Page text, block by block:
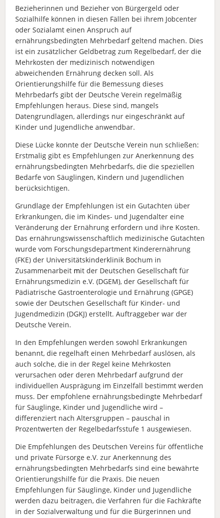
Bezieherinnen und Bezieher von Bürgergeld oder
Sozialhilfe können in diesen Fällen bei ihrem Jobcenter
oder Sozialamt einen Anspruch auf
ernährungsbedingten Mehrbedarf geltend machen. Dies
ist ein zusätzlicher Geldbetrag zum Regelbedarf, der die
Mehrkosten der medizinisch notwendigen
abweichenden Ernährung decken soll. Als
Orientierungshilfe für die Bemessung dieses
Mehrbedarfs gibt der Deutsche Verein regelmäßig
Empfehlungen heraus. Diese sind, mangels
Datengrundlagen, allerdings nur eingeschränkt auf
Kinder und Jugendliche anwendbar.
Diese Lücke konnte der Deutsche Verein nun schließen:
Erstmalig gibt es Empfehlungen zur Anerkennung des
ernährungsbedingten Mehrbedarfs, die die speziellen
Bedarfe von Säuglingen, Kindern und Jugendlichen
berücksichtigen.
Grundlage der Empfehlungen ist ein Gutachten über
Erkrankungen, die im Kindes- und Jugendalter eine
Veränderung der Ernährung erfordern und ihre Kosten.
Das ernährungswissenschaftlich medizinische Gutachten
wurde vom Forschungsdepartment Kinderernährung
(FKE) der Universitätskinderklinik Bochum in
Zusammenarbeit mit der Deutschen Gesellschaft für
Ernährungsmedizin e.V. (DGEM), der Gesellschaft für
Pädiatrische Gastroenterologie und Ernährung (GPGE)
sowie der Deutschen Gesellschaft für Kinder- und
Jugendmedizin (DGKJ) erstellt. Auftraggeber war der
Deutsche Verein.
In den Empfehlungen werden sowohl Erkrankungen
benannt, die regelhaft einen Mehrbedarf auslösen, als
auch solche, die in der Regel keine Mehrkosten
verursachen oder deren Mehrbedarf aufgrund der
individuellen Ausprägung im Einzelfall bestimmt werden
muss. Der empfohlene ernährungsbedingte Mehrbedarf
für Säuglinge, Kinder und Jugendliche wird –
differenziert nach Altersgruppen – pauschal in
Prozentwerten der Regelbedarfsstufe 1 ausgewiesen.
Die Empfehlungen des Deutschen Vereins für öffentliche
und private Fürsorge e.V. zur Anerkennung des
ernährungsbedingten Mehrbedarfs sind eine bewährte
Orientierungshilfe für die Praxis. Die neuen
Empfehlungen für Säuglinge, Kinder und Jugendliche
werden dazu beitragen, die Verfahren für die Fachkräfte
in der Sozialverwaltung und für die Bürgerinnen und